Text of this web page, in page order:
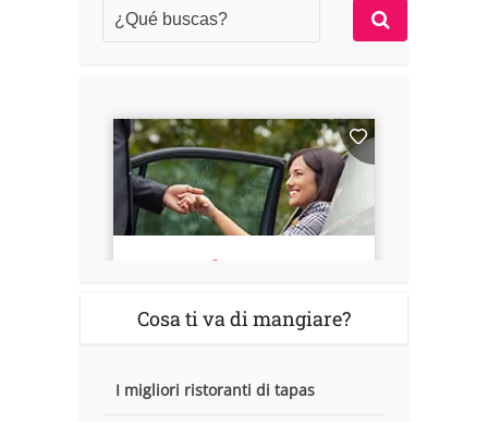
Cosa ti va di mangiare?
I migliori ristoranti di tapas